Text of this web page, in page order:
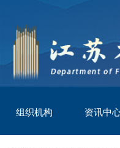
组织机构 资讯中